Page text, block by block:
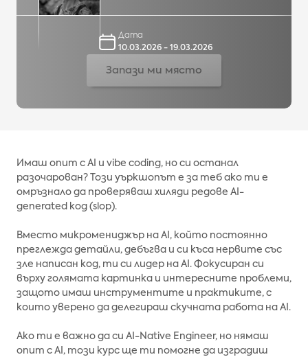
Дата
10.03.2026 - 19.03.2026
Запази ми място
Имаш опит с AI и vibe coding, но си останал
разочарован? Този уъркшопът е за теб ако ти е
омръзнало да проверяваш хиляди редове AI-
generated код (slop).
Вместо микромениджър на AI, който постоянно
преглежда детайли, дебъгва и си къса нервите със
зле написан код, ти си лидер на AI. Фокусиран си
върху голямата картинка и интересните проблеми,
защото имаш инструментите и практиките, с
които уверено да делегираш скучната работа на AI.
Ако ти е важно да си AI-Native Engineer, но нямаш
опит с AI, този курс ще ти помогне да изградиш